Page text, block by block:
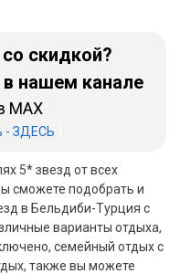
скидкой?
нашем канале
MAX
- ЗДЕСЬ
5* звезд от всех
сможете подобрать и
в Бельдиби-Турция с
варианты отдыха,
семейный отдых с
также вы можете